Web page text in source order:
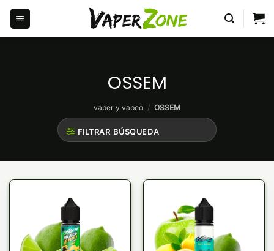
Saltar
contenido
OSSEM
vaper y vapeo / OSSEM
FILTRAR BÚSQUEDA